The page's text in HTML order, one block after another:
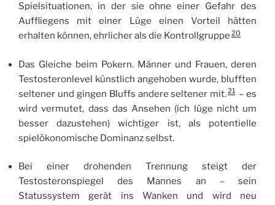
Spielsituationen, in der sie ohne einer Gefahr des
Auffliegens mit einer Lüge einen Vorteil hätten
erhalten können, ehrlicher als die Kontrollgruppe 20
Das Gleiche beim Pokern. Männer und Frauen, deren
Testosteronlevel künstlich angehoben wurde, blufften
seltener und gingen Bluffs andere seltener mit.21 – es
wird vermutet, dass das Ansehen (ich lüge nicht um
besser dazustehen) wichtiger ist, als potentielle
spielökonomische Dominanz selbst.
Bei einer drohenden Trennung steigt der
Testosteronspiegel des Mannes an – sein
Statussystem gerät ins Wanken und wird neu